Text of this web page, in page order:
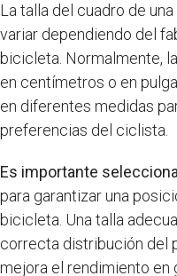
La talla del cuadro de
variar dependiendo del
bicicleta. Normalmente,
en centímetros o en
en diferentes medidas
preferencias del ciclista.
Es importante
para garantizar una
bicicleta. Una talla
correcta distribución del
mejora el rendimiento en